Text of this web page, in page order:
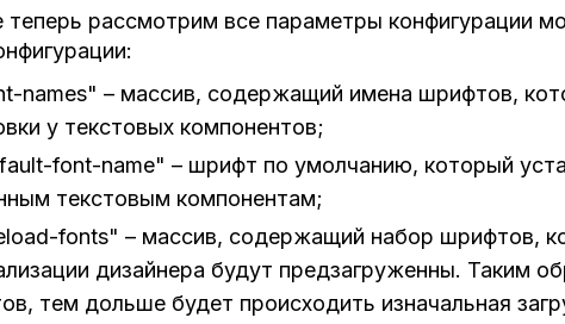
теперь рассмотрим все параметры конфигурации
names" – массив, содержащий имена шрифтов,
у текстовых компонентов;
font-name" – шрифт по умолчанию, который
текстовым компонентам;
fonts" – массив, содержащий набор шрифтов,
дизайнера будут предзагруженны. Таким
тем дольше будет происходить изначальная